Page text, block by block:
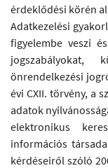
érdeklődési körén
Adatkezelési
figyelembe veszi
jogszabályokat,
önrendelkezési
évi CXII. törvény, a
adatok
elektronikus
információs
kérdéseiről szóló